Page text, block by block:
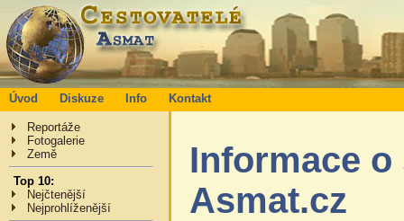
Úvod Diskuze Info Kontakt
Reportáže
Fotogalerie
Země
Top 10:
Nejčtenější
Nejprohlíženější
Informace o
Asmat.cz